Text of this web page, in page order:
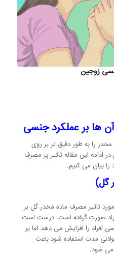
زوجین
آن ها بر عملکرد جنسی
مخدر را به طور دقیق تر بر روی
ادامه این مقاله تاثیر پر مصرف
را بیان می کنیم.
گل)
تاثیر مصرف ماده مخدر گل بر
صورت گرفته است، درست است
افراد را افزایش می دهد اما بر
مدت استفاده شود باعث
می شود.